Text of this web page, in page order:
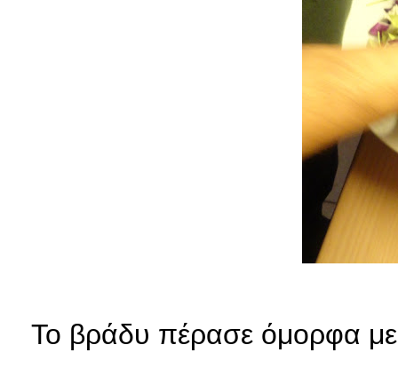
Το βράδυ πέρασε όμορφα με